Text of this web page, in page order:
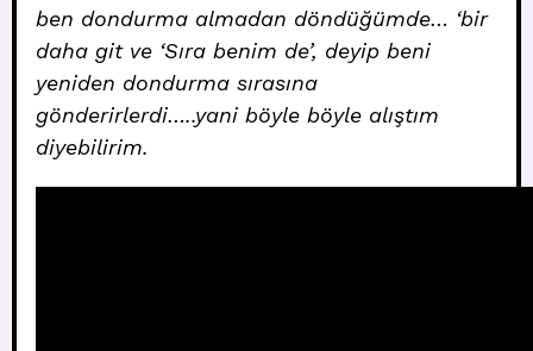
ben dondurma almadan döndüğümde… ‘bir
daha git ve ‘Sıra benim de’, deyip beni
yeniden dondurma sırasına
gönderirlerdi…..yani böyle böyle alıştım
diyebilirim.